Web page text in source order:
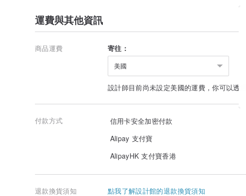
#四季幽靈 #彩幽靈 #幽靈 #天然水晶 #金髮晶 #茶水晶 #黑金超
水晶 #平穩心緒 #一般客製化設計
運費與其他資訊
商品運費 寄往：
美國
設計師目前尚未設定美國的運費，你可以透過
付款方式
信用卡安全加密付款
Alipay 支付寶
AlipayHK 支付寶香港
退款換貨須知 點我了解設計館的退款換貨須知